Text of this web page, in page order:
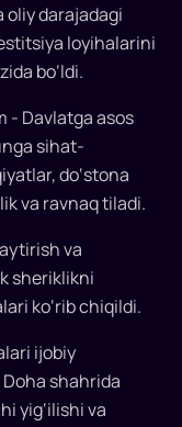
oliy darajadagi
loyihalarini
bo‘ldi.
- Davlatga asos
sihat-
do‘stona
va ravnaq tiladi.
va
sheriklikni
ko‘rib chiqildi.
ijobiy
shahrida
yig‘ilishi va